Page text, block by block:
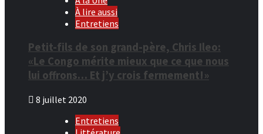
À lire aussi
Entretiens
Petit-fils de son grand-père, Chris Ileo:
«Le Congo mérite mieux que ce que nous
lui offrons… Et j’y crois fermement!»
8 juillet 2020
Entretiens